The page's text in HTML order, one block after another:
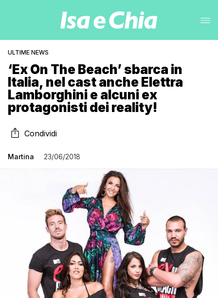
ULTIME NEWS
‘Ex On The Beach’ sbarca in
Italia, nel cast anche Elettra
Lamborghini e alcuni ex
protagonisti dei reality!
Condividi
Martina 23/06/2018